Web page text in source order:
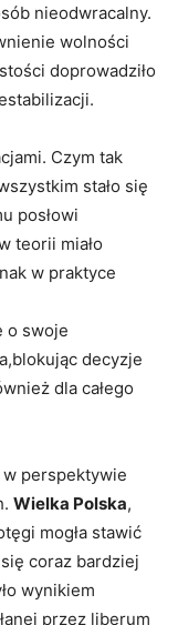
nieodwracalny.
wolności
doprowadziło
Czym tak
stało się
posłowi
teorii‍ miało
w‌ praktyce
o swoje
decyzje
dla całego
perspektywie
Wielka Polska,⁤
mogła stawić
się ‌coraz ​bardziej
wynikiem
przez liberum